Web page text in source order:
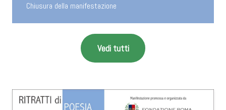
Chiusura della manifestazione
Vedi tutti